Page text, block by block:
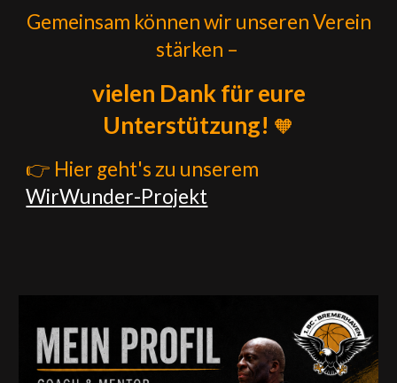
Gemeinsam können wir unseren Verein
stärken –
vielen Dank für eure
Unterstützung! 🧡
👉 Hier geht's zu unserem
WirWunder-Projekt